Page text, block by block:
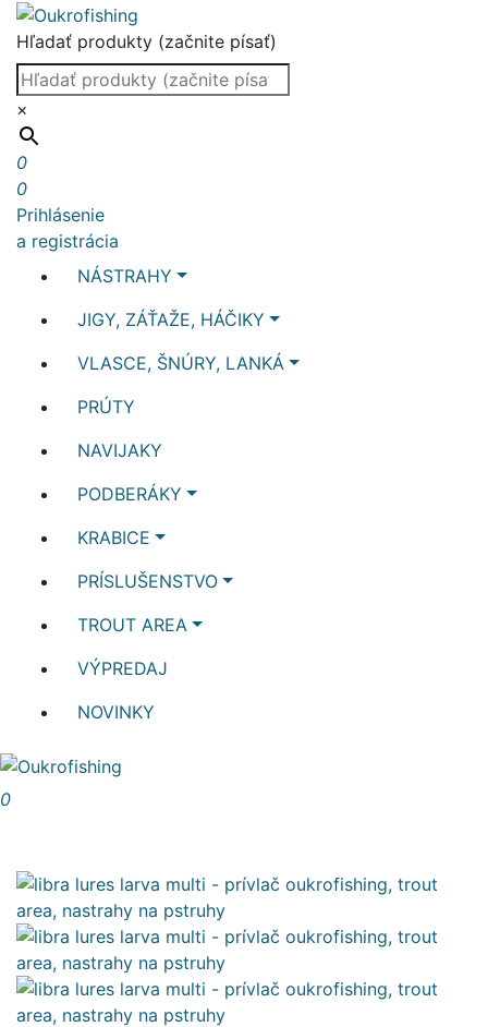
Hľadať produkty (začnite písať)
×
0
0
Prihlásenie
a registrácia
NÁSTRAHY
JIGY, ZÁŤAŽE, HÁČIKY
VLASCE, ŠNÚRY, LANKÁ
PRÚTY
NAVIJAKY
PODBERÁKY
KRABICE
PRÍSLUŠENSTVO
TROUT AREA
VÝPREDAJ
NOVINKY
0